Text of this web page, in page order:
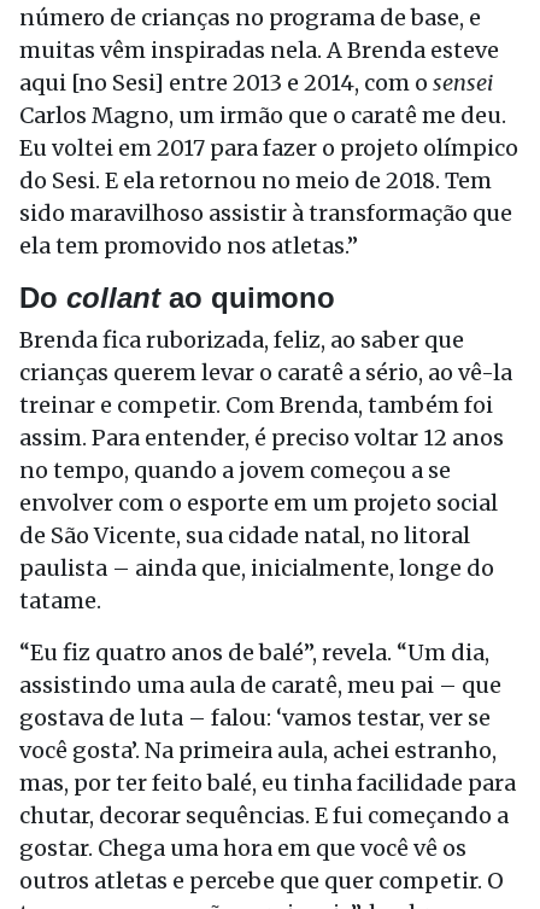
número de crianças no programa de base, e
muitas vêm inspiradas nela. A Brenda esteve
aqui [no Sesi] entre 2013 e 2014, com o sensei
Carlos Magno, um irmão que o caratê me deu.
Eu voltei em 2017 para fazer o projeto olímpico
do Sesi. E ela retornou no meio de 2018. Tem
sido maravilhoso assistir à transformação que
ela tem promovido nos atletas.”
Do collantao quimono
Brenda fica ruborizada, feliz, ao saber que
crianças querem levar o caratê a sério, ao vê-la
treinar e competir. Com Brenda, também foi
assim. Para entender, é preciso voltar 12 anos
no tempo, quando a jovem começou a se
envolver com o esporte em um projeto social
de São Vicente, sua cidade natal, no litoral
paulista – ainda que, inicialmente, longe do
tatame.
“Eu fiz quatro anos de balé”, revela. “Um dia,
assistindo uma aula de caratê, meu pai – que
gostava de luta – falou: ‘vamos testar, ver se
você gosta’. Na primeira aula, achei estranho,
mas, porterfeito balé, eu tinha facilidade para
chutar, decorar sequências. E fui começando a
gostar. Chega uma hora em que você vê os
outros atletas e percebe que quer competir. O